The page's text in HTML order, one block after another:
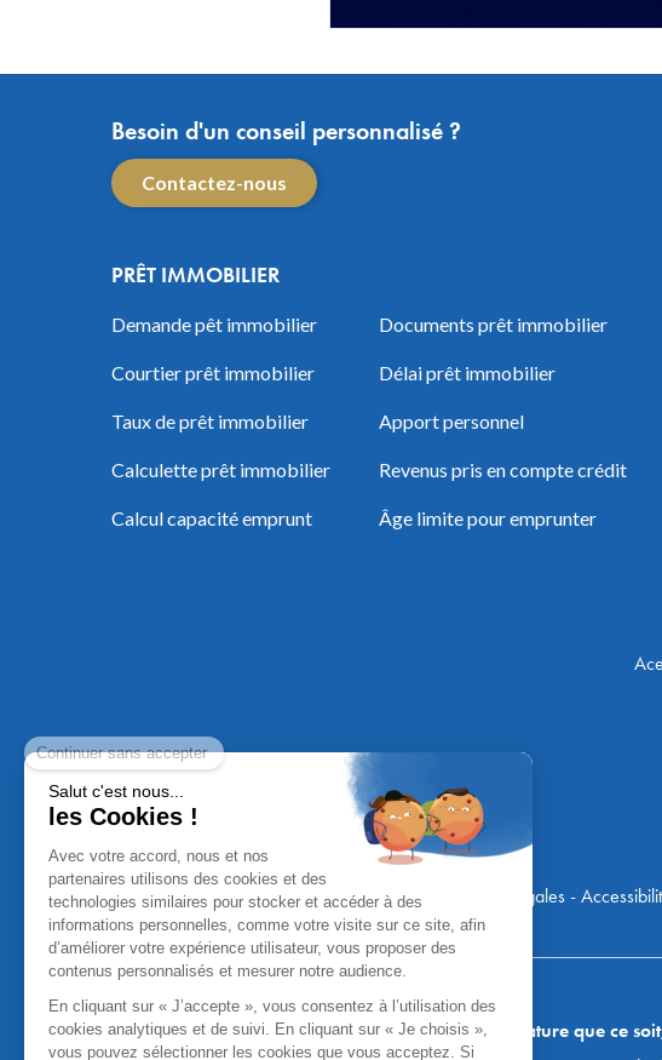
Besoin d'un conseil personnalisé ?
Contactez-nous
PRÊT IMMOBILIER
Demande pêt immobilier
Courtier prêt immobilier
Taux de prêt immobilier
Calculette prêt immobilier
Calcul capacité emprunt
Documents prêt immobilier
Délai prêt immobilier
Apport personnel
Revenus pris en compte crédit
Âge limite pour emprunter
Mentions Légales-
Aucun versement, de quelque nature que ce